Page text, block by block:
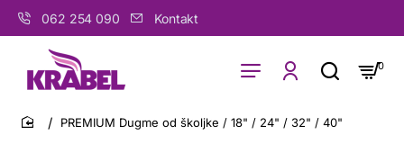
062 254 090 Kontakt
0
home
PREMIUM Dugme od školjke / 18" / 24" / 32" / 40"